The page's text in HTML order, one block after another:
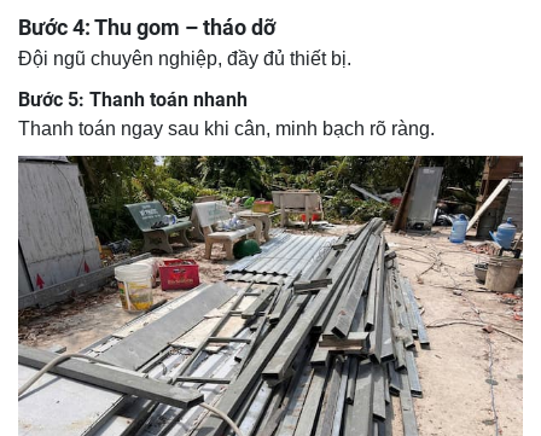
Bước 4: Thu gom – tháo dỡ
Đội ngũ chuyên nghiệp, đầy đủ thiết bị.
Bước 5: Thanh toán nhanh
Thanh toán ngay sau khi cân, minh bạch rõ ràng.